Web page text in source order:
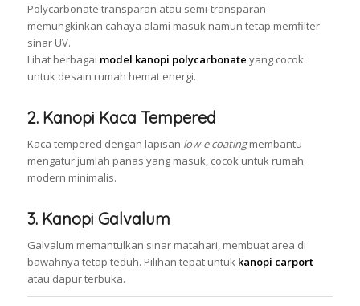
Polycarbonate transparan atau semi-transparan
memungkinkan cahaya alami masuk namun tetap memfilter
sinar UV.
Lihat berbagai model kanopi polycarbonate yang cocok
untuk desain rumah hemat energi.
2. Kanopi Kaca Tempered
Kaca tempered dengan lapisan low-e coatingmembantu
mengatur jumlah panas yang masuk, cocok untuk rumah
modern minimalis.
3. Kanopi Galvalum
Galvalum memantulkan sinar matahari, membuat area di
bawahnya tetap teduh. Pilihan tepat untuk kanopi carport
atau dapur terbuka.